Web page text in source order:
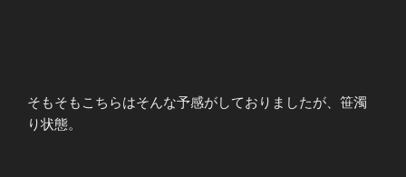
そもそもこちらはそんな予感がしておりましたが、笹濁
り状態。